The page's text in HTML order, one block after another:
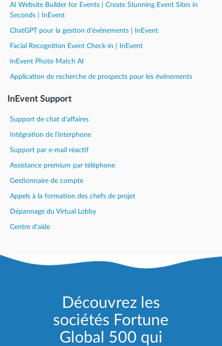
AI Website Builder for Events | Create Stunning Event Sites in
Seconds | InEvent
ChatGPT pour la gestion d'événements | InEvent
Facial Recognition Event Check-in | InEvent
InEvent Photo Match AI
Application de recherche de prospects pour les événements
InEvent Support
Support de chat d’affaires
Intégration de l'interphone
Support par e-mail réactif
Assistance premium par téléphone
Gestionnaire de compte
Appels à la formation des chefs de projet
Dépannage du Virtual Lobby
Centre d'aide
Découvrez les
sociétés Fortune
Global 500 qui